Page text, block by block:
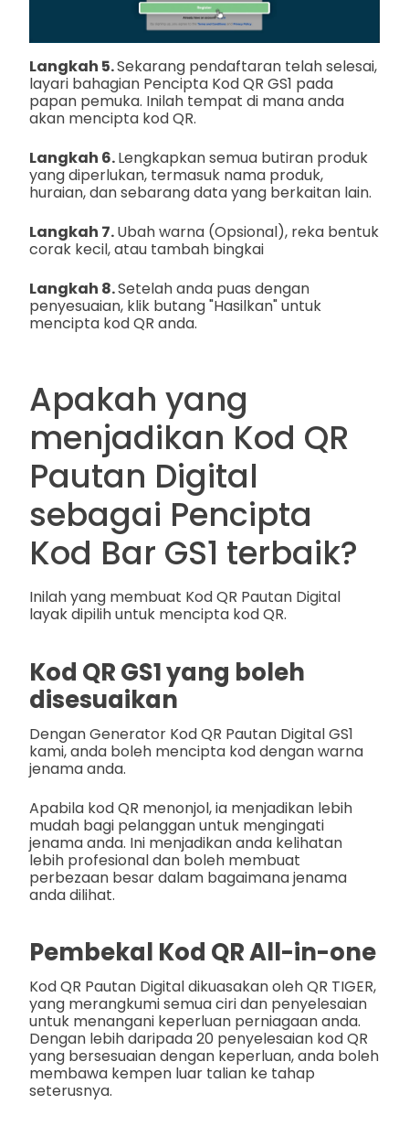
Langkah 5.Sekarang pendaftaran telah selesai,
layari bahagian Pencipta Kod QR GS1 pada
papan pemuka. Inilah tempat di mana anda
akan mencipta kod QR.
Langkah 6.Lengkapkan semua butiran produk
yang diperlukan, termasuk nama produk,
huraian, dan sebarang data yang berkaitan lain.
Langkah 7.Ubah warna (Opsional), reka bentuk
corak kecil, atau tambah bingkai
Langkah 8.Setelah anda puas dengan
penyesuaian, klik butang "Hasilkan" untuk
mencipta kod QR anda.
Apakah yang
menjadikan Kod QR
Pautan Digital
sebagai Pencipta
Kod Bar GS1 terbaik?
Inilah yang membuat Kod QR Pautan Digital
layak dipilih untuk mencipta kod QR.
Kod QR GS1 yang boleh
disesuaikan
Dengan Generator Kod QR Pautan Digital GS1
kami, anda boleh mencipta kod dengan warna
jenama anda.
Apabila kod QR menonjol, ia menjadikan lebih
mudah bagi pelanggan untuk mengingati
jenama anda. Ini menjadikan anda kelihatan
lebih profesional dan boleh membuat
perbezaan besar dalam bagaimana jenama
anda dilihat.
Pembekal Kod QR All-in-one
Kod QR Pautan Digital dikuasakan oleh QR TIGER,
yang merangkumi semua ciri dan penyelesaian
untuk menangani keperluan perniagaan anda.
Dengan lebih daripada 20 penyelesaian kod QR
yang bersesuaian dengan keperluan, anda boleh
membawa kempen luar talian ke tahap
seterusnya.